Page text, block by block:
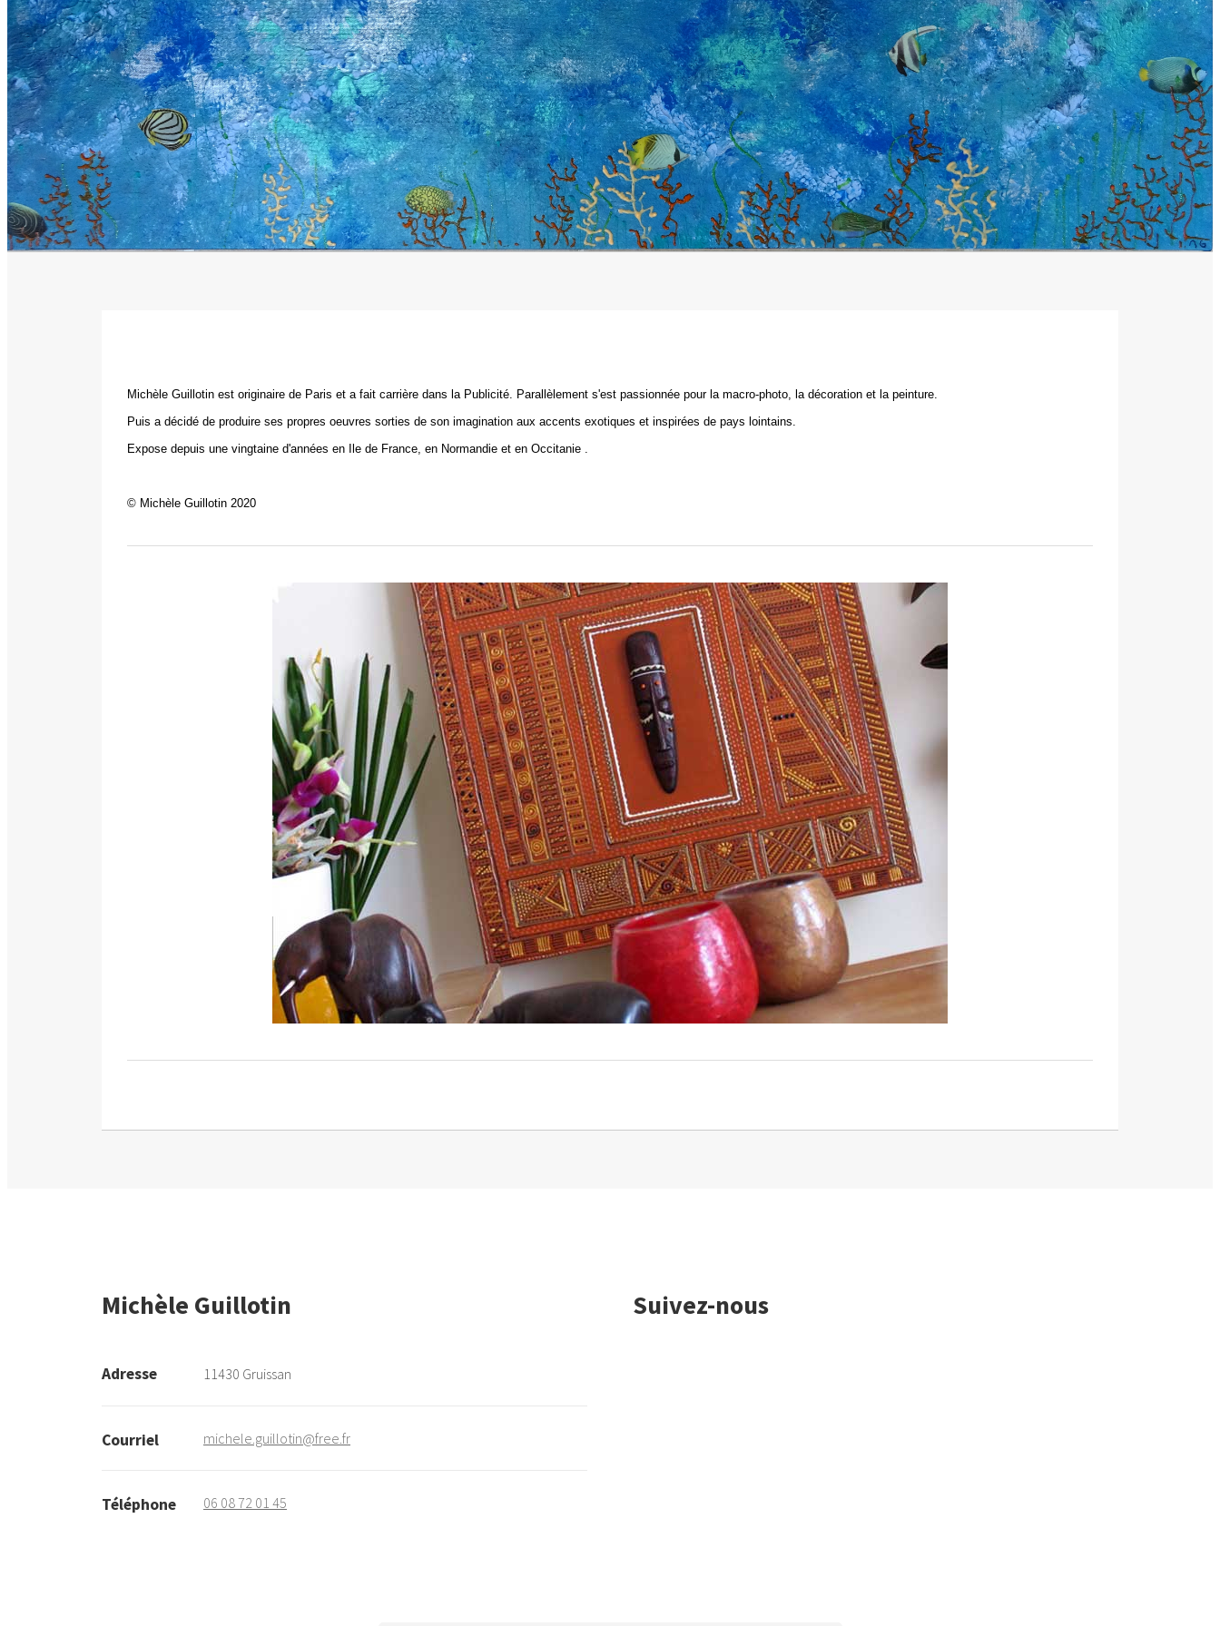
Michèle Guillotin est originaire de Paris et a fait carrière dans la Publicité. Parallèlement s'est passionnée pour la macro-photo, la décoration et la peinture.
Puis a décidé de produire ses propres oeuvres sorties de son imagination aux accents exotiques et inspirées de pays lointains.
Expose depuis une vingtaine d'années en Ile de France, en Normandie et en Occitanie .
© Michèle Guillotin 2020
Michèle Guillotin
Adresse 11430 Gruissan
Courriel michele.guillotin@free.fr
Téléphone 06 08 72 01 45
Suivez-nous